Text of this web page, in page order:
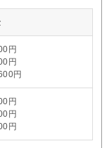
円
円
円
円
円
円